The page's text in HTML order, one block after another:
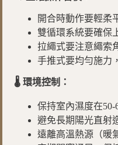
開合時動作要輕柔
雙循環系統要確保
拉繩式要注意繩索
手推式要均勻施力
🌡️ 環境控制：
保持室內濕度在50-
避免長期陽光直射
遠離高溫熱源（暖